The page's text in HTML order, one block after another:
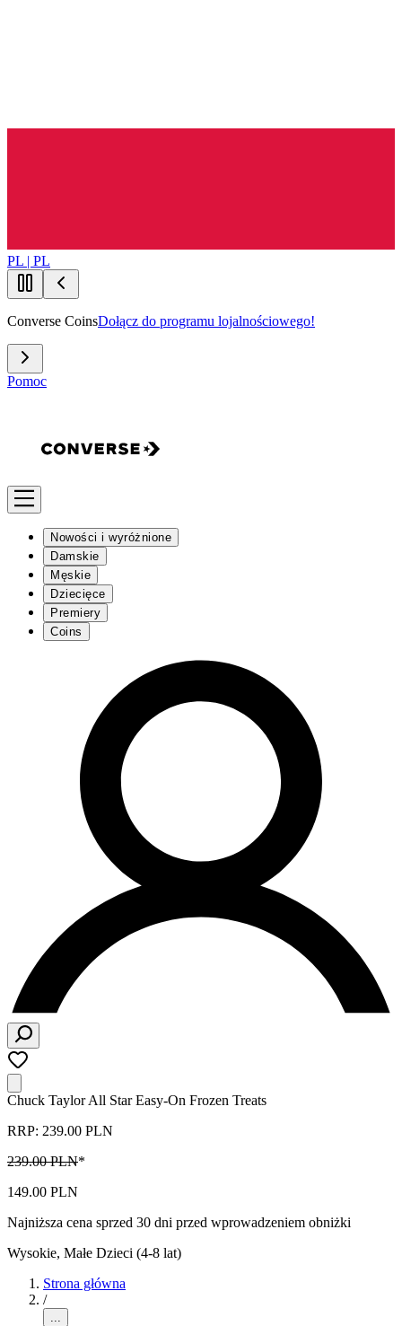
PL | PL
Converse CoinsDołącz do programu lojalnościowego!
Pomoc
Nowości i wyróżnione
Damskie
Męskie
Dziecięce
Premiery
Coins
Chuck Taylor All Star Easy-On Frozen Treats
RRP: 239.00 PLN
239.00 PLN*
149.00 PLN
Najniższa cena sprzed 30 dni przed wprowadzeniem obniżki
Wysokie, Małe Dzieci (4-8 lat)
Strona główna
/
...